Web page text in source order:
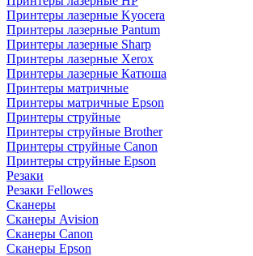
Принтеры лазерные Kyocera
Принтеры лазерные Pantum
Принтеры лазерные Sharp
Принтеры лазерные Xerox
Принтеры лазерные Катюша
Принтеры матричные
Принтеры матричные Epson
Принтеры струйные
Принтеры струйные Brother
Принтеры струйные Canon
Принтеры струйные Epson
Резаки
Резаки Fellowes
Сканеры
Сканеры Avision
Сканеры Canon
Сканеры Epson